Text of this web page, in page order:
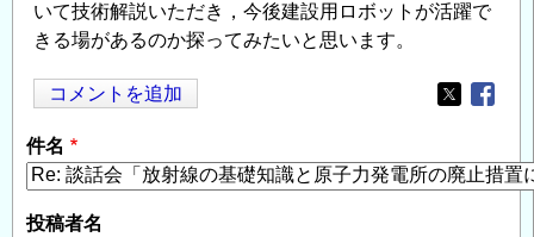
いて技術解説いただき，今後建設用ロボットが活躍で
きる場があるのか探ってみたいと思います。
コメントを追加
Opens in
件名
投稿者名